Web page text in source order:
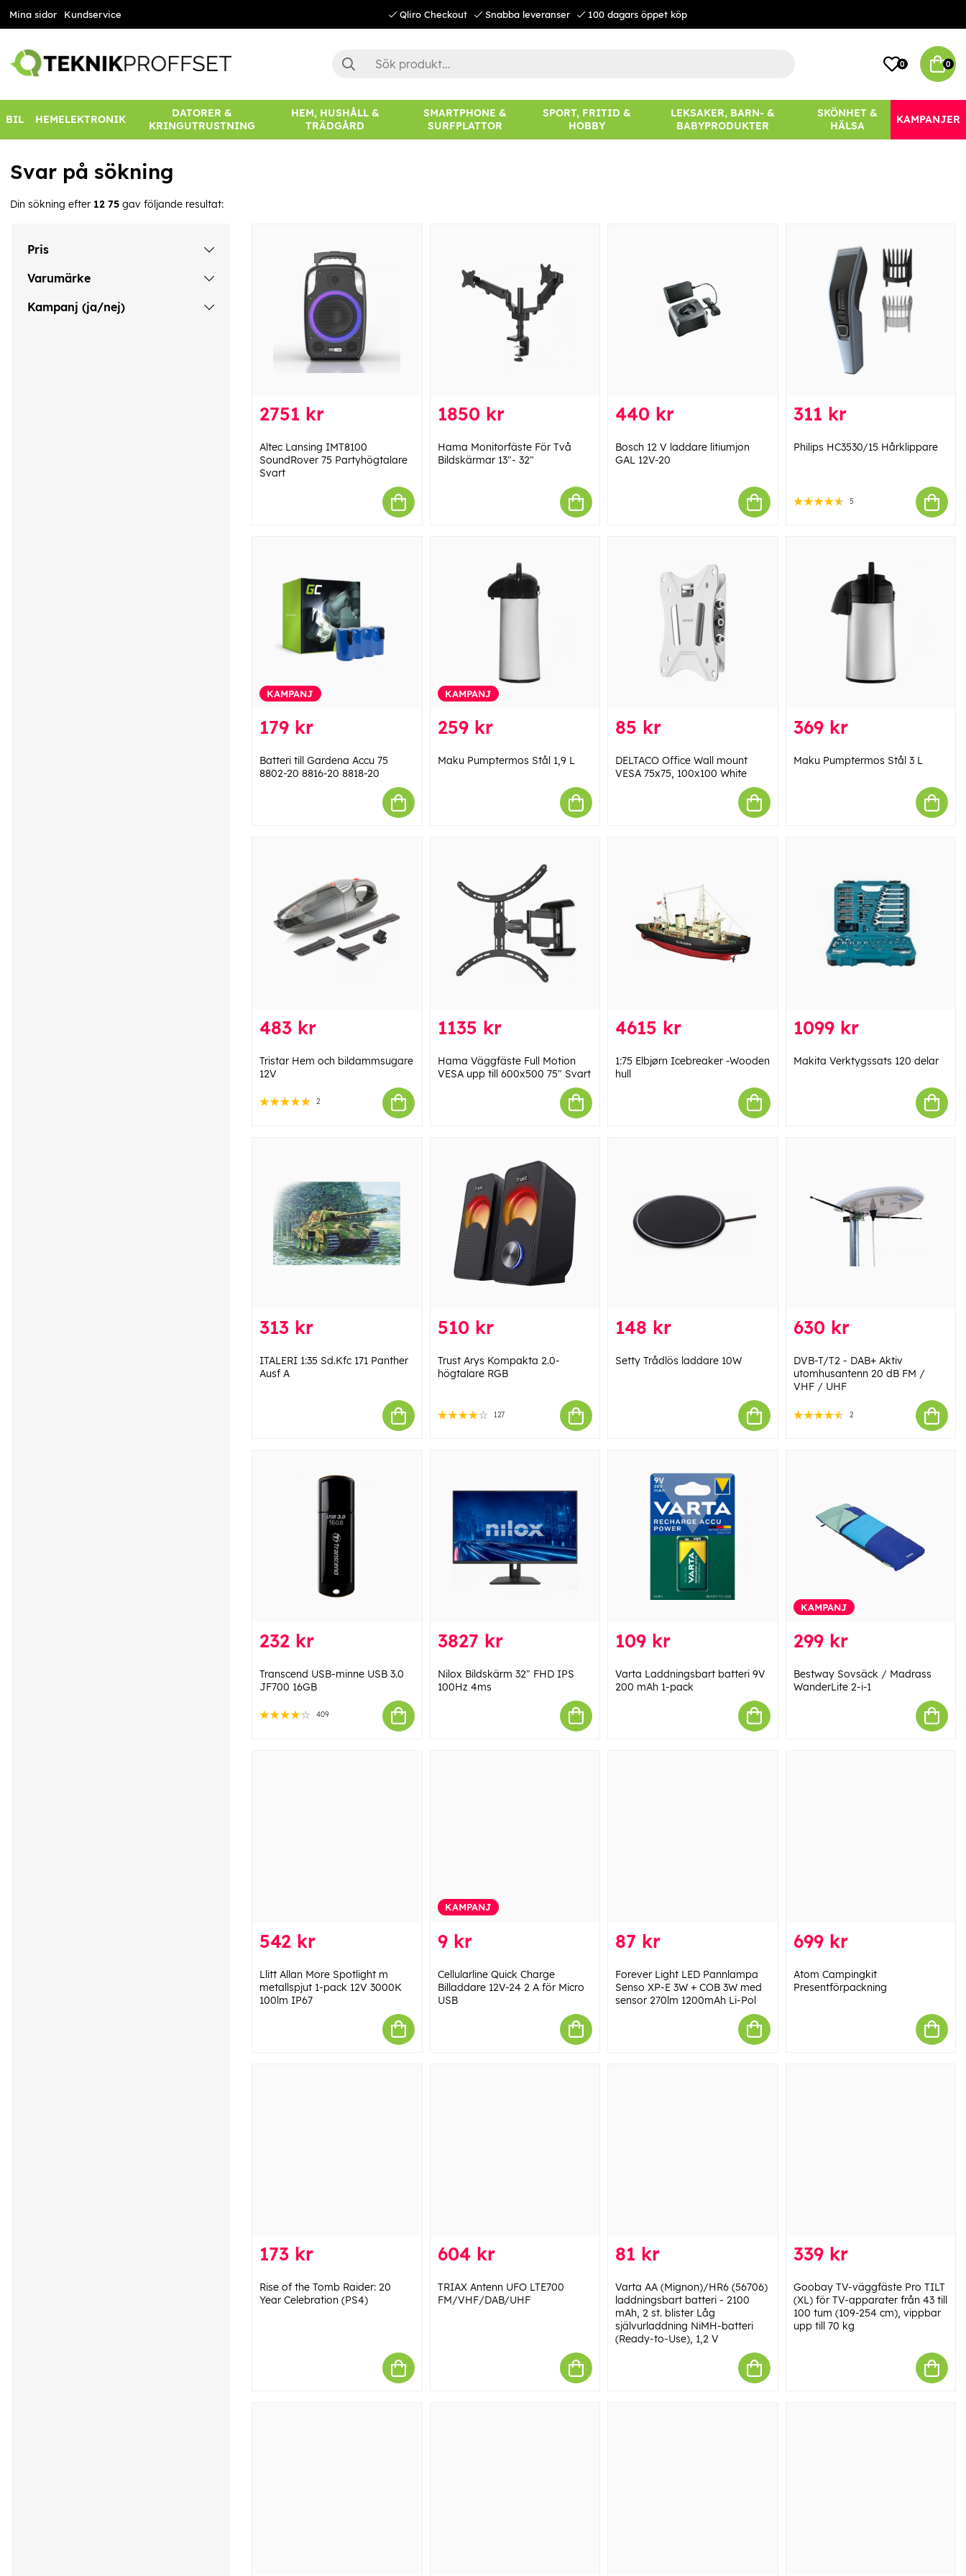
Mina sidor Kundservice Qliro Checkout Snabba leveranser 100 dagars öppet köp
0 0
BIL HEMELEKTRONIK
DATORER &
KRINGUTRUSTNING
HEM, HUSHÅLL &
TRÄDGÅRD
SMARTPHONE &
SURFPLATTOR
SPORT, FRITID &
HOBBY
LEKSAKER, BARN- &
BABYPRODUKTER
SKÖNHET &
HÄLSA
KAMPANJER
Svar på sökning
Din sökning efter 12 75 gav följande resultat:
Pris
Varumärke
Kampanj (ja/nej)
2751 kr
Altec Lansing IMT8100
SoundRover 75 Partyhögtalare
Svart
1850 kr
Hama Monitorfäste För Två
Bildskärmar 13"- 32"
440 kr
Bosch 12 V laddare litiumjon
GAL 12V-20
311 kr
Philips HC3530/15 Hårklippare
5
KAMPANJ
179 kr
Batteri till Gardena Accu 75
8802-20 8816-20 8818-20
KAMPANJ
259 kr
Maku Pumptermos Stål 1,9 L
85 kr
DELTACO Office Wall mount
VESA 75x75, 100x100 White
369 kr
Maku Pumptermos Stål 3 L
483 kr
Tristar Hem och bildammsugare
12V
2
1135 kr
Hama Väggfäste Full Motion
VESA upp till 600x500 75" Svart
4615 kr
1:75 Elbjørn Icebreaker -Wooden
hull
1099 kr
Makita Verktygssats 120 delar
313 kr
ITALERI 1:35 Sd.Kfc 171 Panther
Ausf A
510 kr
Trust Arys Kompakta 2.0-
högtalare RGB
127
148 kr
Setty Trådlös laddare 10W
630 kr
DVB-T/T2 - DAB+ Aktiv
utomhusantenn 20 dB FM /
VHF / UHF
2
232 kr
Transcend USB-minne USB 3.0
JF700 16GB
409
3827 kr
Nilox Bildskärm 32" FHD IPS
100Hz 4ms
109 kr
Varta Laddningsbart batteri 9V
200 mAh 1-pack
KAMPANJ
299 kr
Bestway Sovsäck / Madrass
WanderLite 2-i-1
542 kr
Llitt Allan More Spotlight m
metallspjut 1-pack 12V 3000K
100lm IP67
KAMPANJ
9 kr
Cellularline Quick Charge
Billaddare 12V-24 2 A för Micro
USB
87 kr
Forever Light LED Pannlampa
Senso XP-E 3W + COB 3W med
sensor 270lm 1200mAh Li-Pol
699 kr
Atom Campingkit
Presentförpackning
173 kr
Rise of the Tomb Raider: 20
Year Celebration (PS4)
604 kr
TRIAX Antenn UFO LTE700
FM/VHF/DAB/UHF
81 kr
Varta AA (Mignon)/HR6 (56706)
laddningsbart batteri - 2100
mAh, 2 st. blister Låg
självurladdning NiMH-batteri
(Ready-to-Use), 1,2 V
339 kr
Goobay TV-väggfäste Pro TILT
(XL) för TV-apparater från 43 till
100 tum (109-254 cm), vippbar
upp till 70 kg